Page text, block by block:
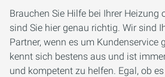
Brauchen Sie Hilfe bei Ihrer Heizung
sind Sie hier genau richtig. Wir sind
Partner, wenn es um Kundenservice
kennt sich bestens aus und ist
und kompetent zu helfen. Egal, ob